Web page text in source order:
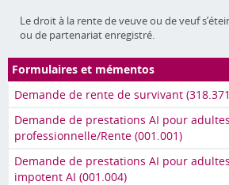
Le droit à la rente de veuve ou de veuf
ou de partenariat enregistré.
Formulaires et mémentos
Demande de rente de survivant
Demande de prestations AI pour
professionnelle/Rente (001.001)
Demande de prestations AI pour
impotent AI (001.004)